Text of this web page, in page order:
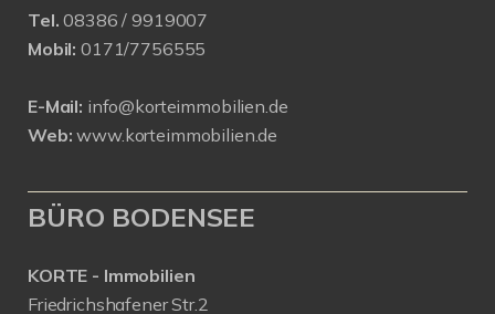
Tel. 08386 / 9919007
Mobil: 0171/7756555
E-Mail: info@korteimmobilien.de
Web: www.korteimmobilien.de
BÜRO BODENSEE
KORTE - Immobilien
Friedrichshafener Str.2